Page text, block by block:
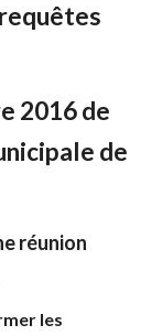
2016 de
de
réunion
les